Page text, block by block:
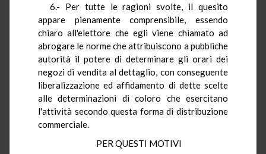
6.- Per tutte le ragioni svolte, il quesito
appare pienamente comprensibile, essendo
chiaro all'elettore che egli viene chiamato ad
abrogare le norme che attribuiscono a pubbliche
autorità il potere di determinare gli orari dei
negozi di vendita al dettaglio, con conseguente
liberalizzazione ed affidamento di dette scelte
alle determinazioni di coloro che esercitano
l'attività secondo questa forma di distribuzione
commerciale.
PER QUESTI MOTIVI